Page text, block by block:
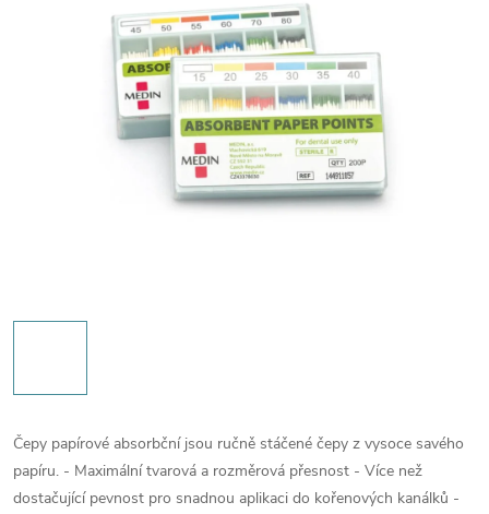
Čepy papírové absorbční jsou ručně stáčené čepy z vysoce savého
papíru. - Maximální tvarová a rozměrová přesnost - Více než
dostačující pevnost pro snadnou aplikaci do kořenových kanálků -